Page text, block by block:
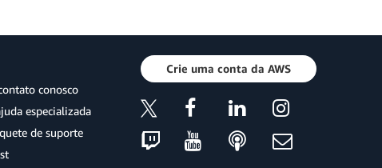
conosco
especializada
de suporte
Crie uma conta da AWS